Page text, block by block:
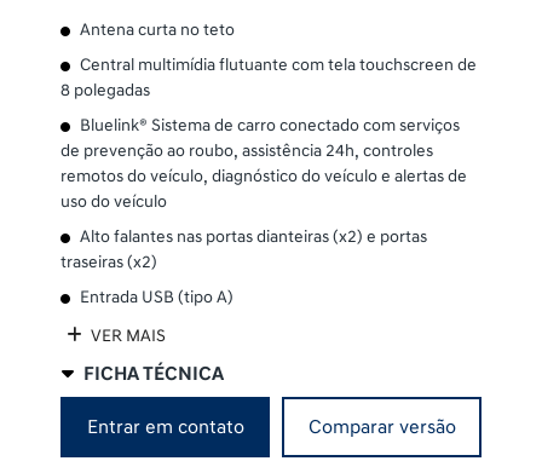
Antena curta no teto
Central multimídia flutuante com tela touchscreen de
8 polegadas
Bluelink® Sistema de carro conectado com serviços
de prevenção ao roubo, assistência 24h, controles
remotos do veículo, diagnóstico do veículo e alertas de
uso do veículo
Alto falantes nas portas dianteiras (x2) e portas
traseiras (x2)
Entrada USB (tipo A)
VER MAIS
FICHA TÉCNICA
Entrar em contato Comparar versão